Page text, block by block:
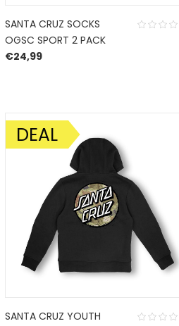
SANTA CRUZ SOCKS
OGSC SPORT 2 PACK
€24,99
AANBIEDING!
DEAL
SANTA CRUZ YOUTH